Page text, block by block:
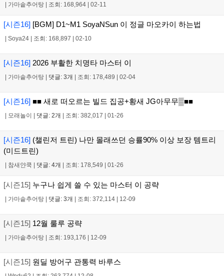
| 가마솥추어탕 | 조회: 168,964 | 02-11
[시즌16] [BGM] D1~M1 SoyaNSun 이 정글 마오카이 하는법
| Soya24 | 조회: 168,897 | 02-10
[시즌16] 2026 부활한 치명타 마스터 이
| 가마솥추어탕 | 댓글: 3개 | 조회: 178,489 | 02-04
[시즌16] ■■ 새로 떠오르는 빌드 집공+황새 JG아무무▒■■
| 모래놀이 | 댓글: 2개 | 조회: 382,017 | 01-26
[시즌16] (챌린저 트린) 나만 몰래쓰던 승률90% 이상 보장 템트리
(미드트린)
| 참새얀쿡 | 댓글: 4개 | 조회: 178,549 | 01-26
[시즌15] 누구나 쉽게 쓸 수 있는 마스터 이 공략
| 가마솥추어탕 | 댓글: 3개 | 조회: 372,114 | 12-09
[시즌15] 12월 룰루 공략
| 가마솥추어탕 | 조회: 193,176 | 12-09
[시즌15] 원딜 방어구 관통력 바루스